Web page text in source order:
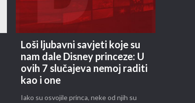
Loši ljubavni savjeti koje su
nam dale Disney princeze: U
ovih 7 slučajeva nemoj raditi
kao i one
Iako su osvojile princa, neke od njih su